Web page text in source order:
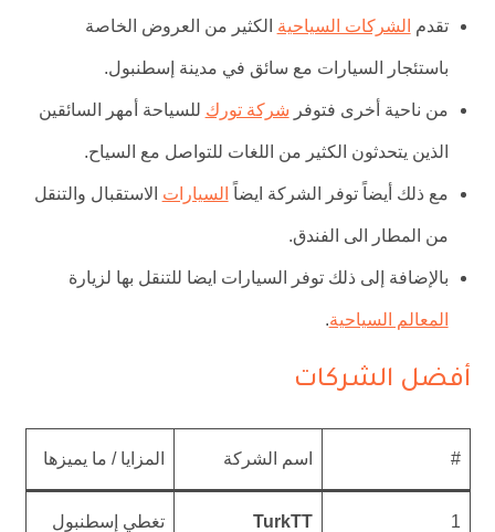
تقدم الشركات السياحية الكثير من العروض الخاصة
باستئجار السيارات مع سائق في مدينة إسطنبول.
من ناحية أخرى فتوفر شركة تورك للسياحة أمهر السائقين
الذين يتحدثون الكثير من اللغات للتواصل مع السياح.
مع ذلك أيضاً توفر الشركة ايضاً السيارات الاستقبال والتنقل
من المطار الى الفندق.
بالإضافة إلى ذلك توفر السيارات ايضا للتنقل بها لزيارة
المعالم السياحية.
أفضل الشركات
# اسم الشركة المزايا / ما يميزها
1
TurkTT تغطي إسطنبول